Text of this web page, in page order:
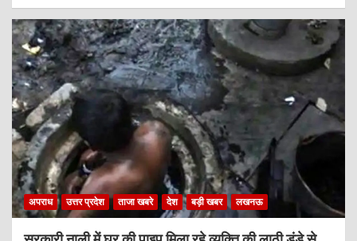
अपराध उत्तर प्रदेश ताजा खबरे देश बड़ी खबर लखनऊ